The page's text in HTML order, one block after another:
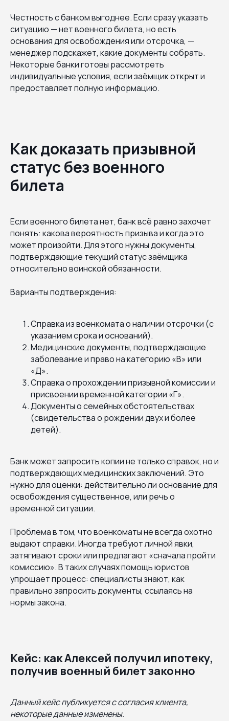
Честность с банком выгоднее. Если сразу указать
ситуацию — нет военного билета, но есть
основания для освобождения или отсрочка, —
менеджер подскажет, какие документы собрать.
Некоторые банки готовы рассмотреть
индивидуальные условия, если заёмщик открыт и
предоставляет полную информацию.
Как доказать призывной
статус без военного
билета
Если военного билета нет, банк всё равно захочет
понять: какова вероятность призыва и когда это
может произойти. Для этого нужны документы,
подтверждающие текущий статус заёмщика
относительно воинской обязанности.
Варианты подтверждения:
Справка из военкомата о наличии отсрочки (с
указанием срока и оснований).
Медицинские документы, подтверждающие
заболевание и право на категорию «В» или
«Д».
Справка о прохождении призывной комиссии и
присвоении временной категории «Г».
Документы о семейных обстоятельствах
(свидетельства о рождении двух и более
детей).
Банк может запросить копии не только справок, но и
подтверждающих медицинских заключений. Это
нужно для оценки: действительно ли основание для
освобождения существенное, или речь о
временной ситуации.
Проблема в том, что военкоматы не всегда охотно
выдают справки. Иногда требуют личной явки,
затягивают сроки или предлагают «сначала пройти
комиссию». В таких случаях помощь юристов
упрощает процесс: специалисты знают, как
правильно запросить документы, ссылаясь на
нормы закона.
Кейс: как Алексей получил ипотеку,
получив военный билет законно
Данный кейс публикуется с согласия клиента,
некоторые данные изменены.